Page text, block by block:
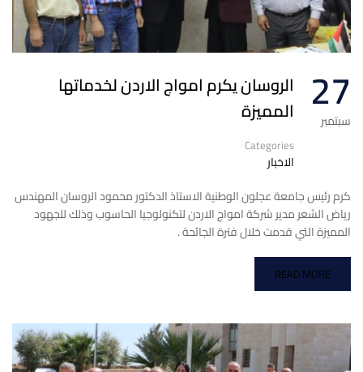
27
سبتمبر
الروسان يكرم امواج الاردن لخدماتها
المميزة
Categories
الاخبار
كرم رئيس جامعة عجلون الوطنية الاستاذ الدكتور محمود الروسان المهندس
رياض الشعر مدير شركة امواج الاردن لتكنولوجيا الحاسوب وذلك للجهود
المميزة التي قدمت خلال فترة الجائحة .
READ MORE